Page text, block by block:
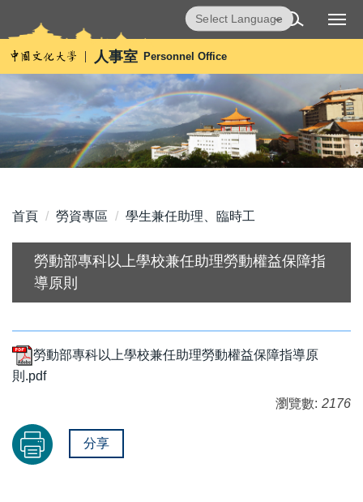
到
主
要
容
區
人事室 Personnel Office
Translate
首頁 勞資專區 學生兼任助理、臨時工
勞動部專科以上學校兼任助理勞動權益保障指
導原則
勞動部專科以上學校兼任助理勞動權益保障指導原
則.pdf
瀏覽數: 2176
分享